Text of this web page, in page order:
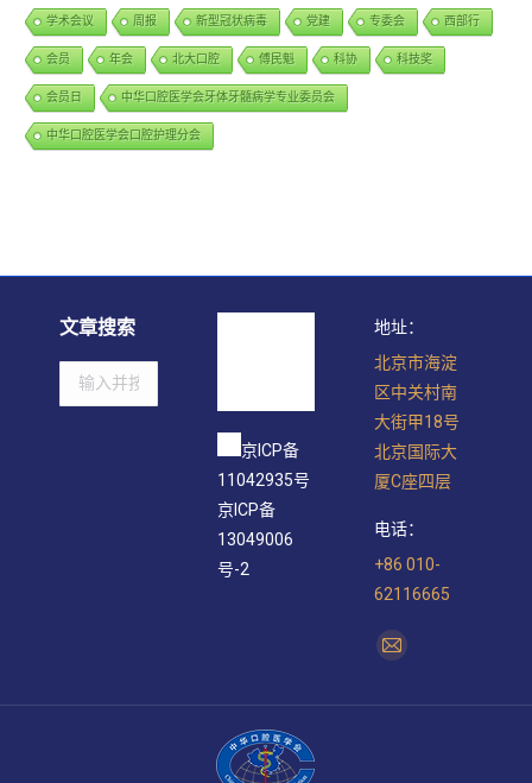
学术会议 周报 新型冠状病毒 党建 专委会 西部行
会员 年会 北大口腔 傅民魁 科协 科技奖
会员日 中华口腔医学会牙体牙髓病学专业委员会
中华口腔医学会口腔护理分会
文章搜索
Search:
京ICP备
11042935号
京ICP备
13049006
号-2
地址：
北京市海淀
区中关村南
大街甲18号
北京国际大
厦C座四层
电话：
+86 010-
62116665
找到我们：
Mail